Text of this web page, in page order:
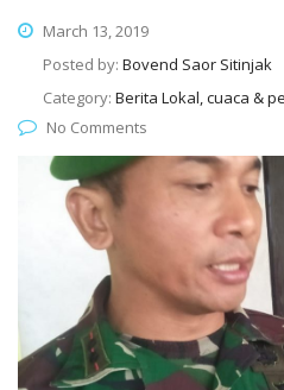
March 13, 2019
Posted by: Bovend Saor Sitinjak
Category: Berita Lokal, cuaca &
No Comments